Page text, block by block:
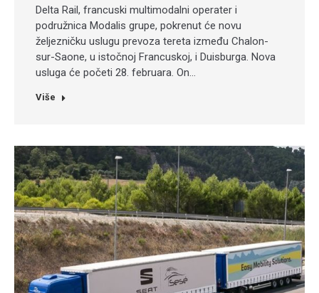
Delta Rail, francuski multimodalni operater i
podružnica Modalis grupe, pokrenut će novu
željezničku uslugu prevoza tereta između Chalon-
sur-Saone, u istočnoj Francuskoj, i Duisburga. Nova
usluga će početi 28. februara. On…
Više